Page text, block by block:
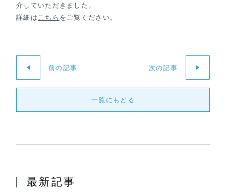
介していただきました。
詳細は こちら をご覧ください。
前の記事
一覧にもどる
次の記事
最新記事